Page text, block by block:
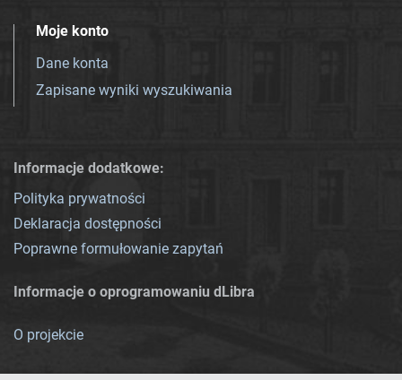
Moje konto
Dane konta
Zapisane wyniki wyszukiwania
Informacje dodatkowe:
Polityka prywatności
Deklaracja dostępności
Poprawne formułowanie zapytań
Informacje o oprogramowaniu dLibra
O projekcie